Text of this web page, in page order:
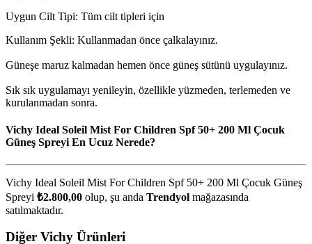
Uygun Cilt Tipi: Tüm cilt tipleri için
Kullanım Şekli: Kullanmadan önce çalkalayınız.
Güneşe maruz kalmadan hemen önce güneş sütünü uygulayınız.
Sık sık uygulamayı yenileyin, özellikle yüzmeden, terlemeden ve
kurulanmadan sonra.
Vichy Ideal Soleil Mist For Children Spf 50+ 200 Ml Çocuk
Güneş Spreyi En Ucuz Nerede?
Vichy Ideal Soleil Mist For Children Spf 50+ 200 Ml Çocuk Güneş
Spreyi ₺2.800,00 olup, şu anda Trendyol mağazasında
satılmaktadır.
Diğer Vichy Ürünleri